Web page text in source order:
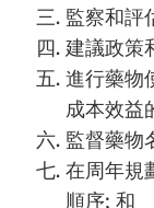
監察和評
建議政策
進行藥物
成本效益
監督藥物
在周年規
順序; 和